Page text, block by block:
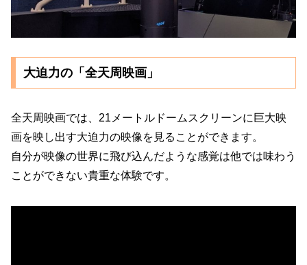
大迫力の「全天周映画」
全天周映画では、21メートルドームスクリーンに巨大映
画を映し出す大迫力の映像を見ることができます。
自分が映像の世界に飛び込んだような感覚は他では味わう
ことができない貴重な体験です。